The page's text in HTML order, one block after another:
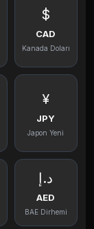
$
CAD
Kanada Doları
¥
JPY
Japon Yeni
د.إ
AED
BAE Dirhemi